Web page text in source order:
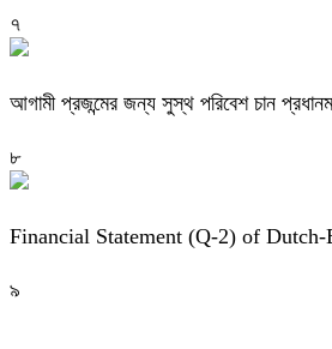
৭
আগামী প্রজন্মের জন্য সুস্থ পরিবেশ চান
৮
Financial Statement (Q-2) of
৯